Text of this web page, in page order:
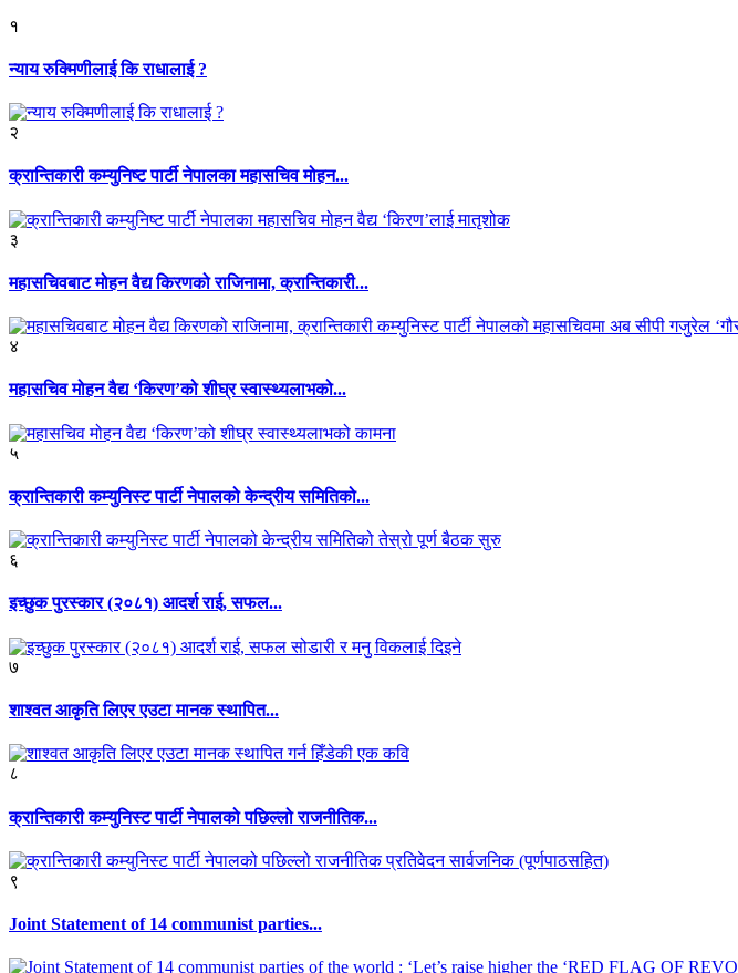
१
न्याय रुक्मिणीलाई कि राधालाई ?
२
क्रान्तिकारी कम्युनिष्ट पार्टी नेपालका महासचिव मोहन...
३
महासचिवबाट मोहन वैद्य किरणको राजिनामा, क्रान्तिकारी...
४
महासचिव मोहन वैद्य ‘किरण’को शीघ्र स्वास्थ्यलाभको...
५
क्रान्तिकारी कम्युनिस्ट पार्टी नेपालको केन्द्रीय समितिको...
६
इच्छुक पुरस्कार (२०८१) आदर्श राई, सफल...
७
शाश्वत आकृति लिएर एउटा मानक स्थापित...
८
क्रान्तिकारी कम्युनिस्ट पार्टी नेपालको पछिल्लो राजनीतिक...
९
Joint Statement of 14 communist parties...